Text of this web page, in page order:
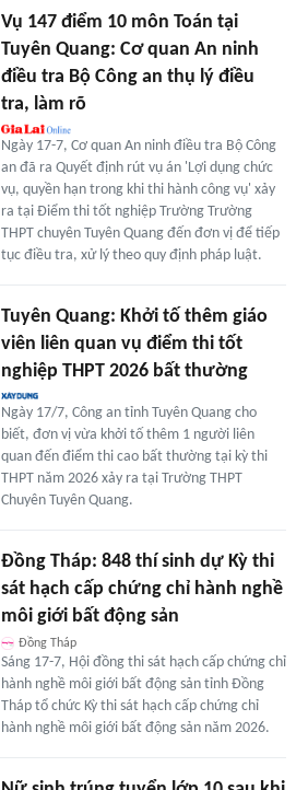
Vụ 147 điểm 10 môn Toán tại
Tuyên Quang: Cơ quan An ninh
điều tra Bộ Công an thụ lý điều
tra, làm rõ
Ngày 17-7, Cơ quan An ninh điều tra Bộ Công
an đã ra Quyết định rút vụ án 'Lợi dụng chức
vụ, quyền hạn trong khi thi hành công vụ' xảy
ra tại Điểm thi tốt nghiệp Trường Trường
THPT chuyên Tuyên Quang đến đơn vị để tiếp
tục điều tra, xử lý theo quy định pháp luật.
Tuyên Quang: Khởi tố thêm giáo
viên liên quan vụ điểm thi tốt
nghiệp THPT 2026 bất thường
Ngày 17/7, Công an tỉnh Tuyên Quang cho
biết, đơn vị vừa khởi tố thêm 1 người liên
quan đến điểm thi cao bất thường tại kỳ thi
THPT năm 2026 xảy ra tại Trường THPT
Chuyên Tuyên Quang.
Đồng Tháp: 848 thí sinh dự Kỳ thi
sát hạch cấp chứng chỉ hành nghề
môi giới bất động sản
Đồng Tháp
Sáng 17-7, Hội đồng thi sát hạch cấp chứng chỉ
hành nghề môi giới bất động sản tỉnh Đồng
Tháp tổ chức Kỳ thi sát hạch cấp chứng chỉ
hành nghề môi giới bất động sản năm 2026.